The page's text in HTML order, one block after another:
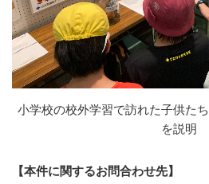
小学校の校外学習で訪れた子供た
を説明
【本件に関するお問合わせ先】